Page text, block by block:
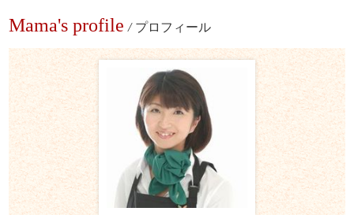
Mama's profile / プロフィール